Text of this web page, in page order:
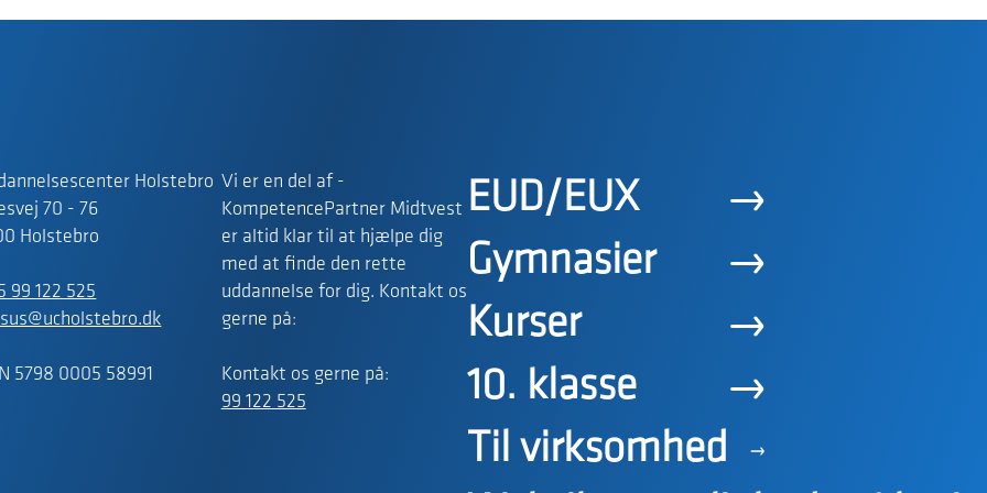
Holstebro
70 - 76
Holstebro
99 122 525
5798 0005 58991
Vi er en del af -
KompetencePartner Midtvest
er altid klar til at hjælpe dig
med at finde den rette
uddannelse for dig. Kontakt os
gerne på:
Kontakt os gerne på:
99 122 525
EUD/EUX
Gymnasier
Kurser
10. klasse
Til virksomhed